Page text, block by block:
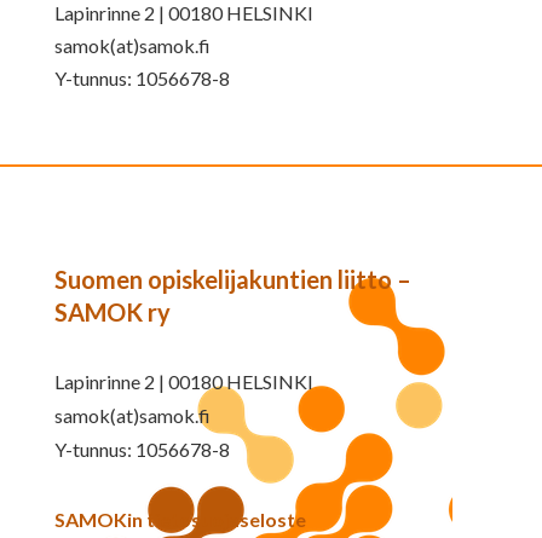
Lapinrinne 2 | 00180 HELSINKI
samok(at)samok.fi
Y-tunnus: 1056678-8
Suomen opiskelijakuntien liitto –
SAMOK ry
Lapinrinne 2 | 00180 HELSINKI
samok(at)samok.fi
Y-tunnus: 1056678-8
SAMOKin tietosuojaseloste